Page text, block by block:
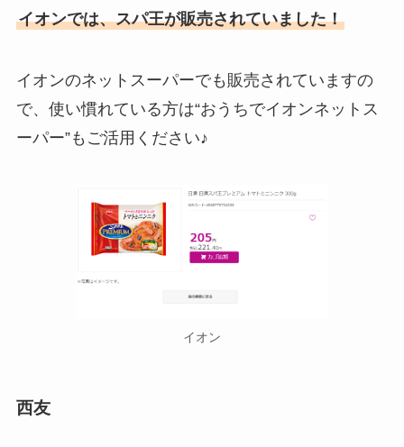
イオンでは、スパ王が販売されていました！
イオンのネットスーパーでも販売されていますの
で、使い慣れている方は“おうちでイオンネットス
ーパー”もご活用ください♪
イオン
西友